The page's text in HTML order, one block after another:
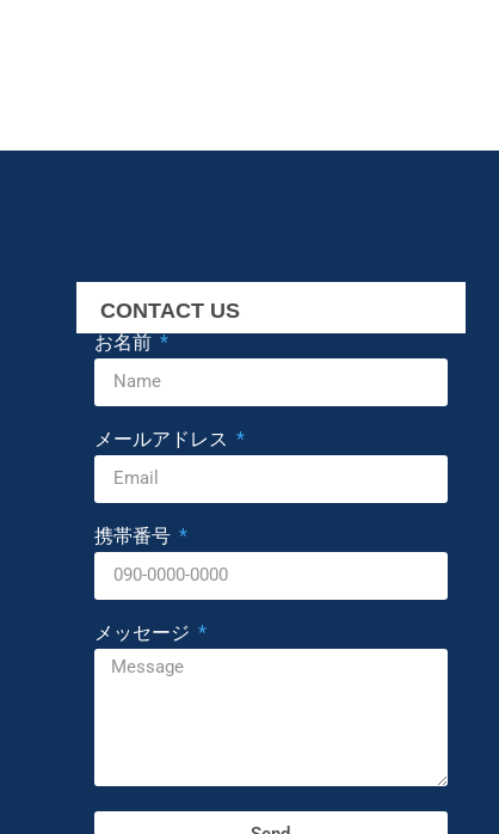
CONTACT US
お名前
メールアドレス
携帯番号
メッセージ